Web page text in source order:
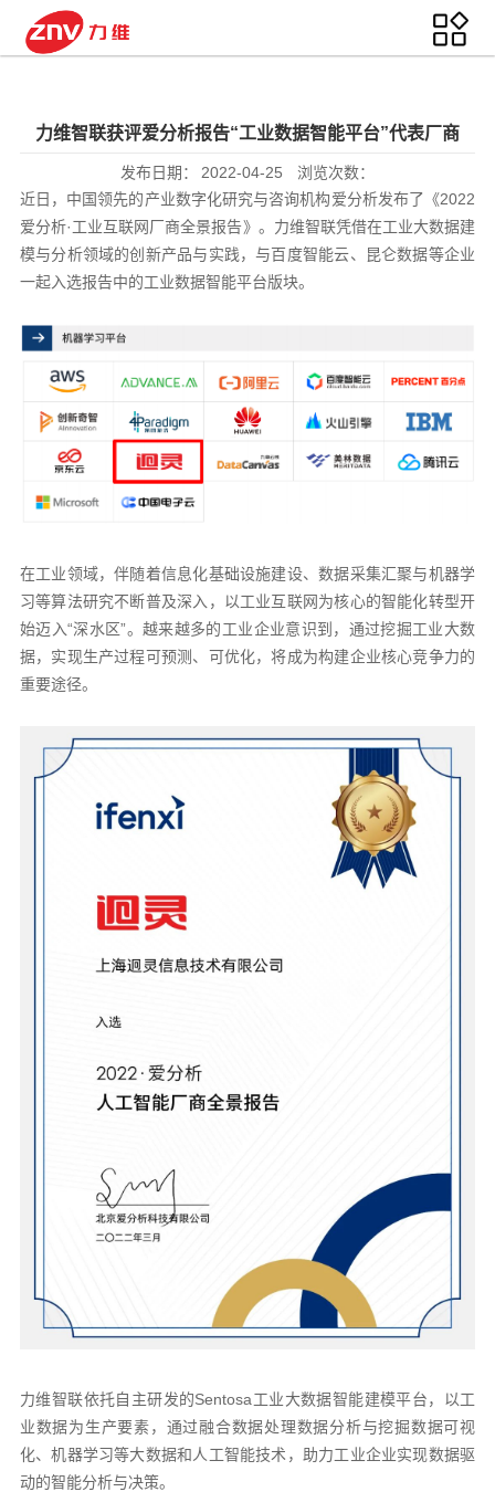
力维智联获评爱分析报告“工业数据智能平台”代表厂商
发布日期： 2022-04-25
浏览次数：
近日，中国领先的产业数字化研究与咨询机构爱分析发布了《2022
爱分析·工业互联网厂商全景报告》。力维智联凭借在工业大数据建
模与分析领域的创新产品与实践，与百度智能云、昆仑数据等企业
一起入选报告中的工业数据智能平台版块。
在工业领域，伴随着信息化基础设施建设、数据采集汇聚与机器学
习等算法研究不断普及深入，以工业互联网为核心的智能化转型开
始迈入“深水区”。越来越多的工业企业意识到，通过挖掘工业大数
据，实现生产过程可预测、可优化，将成为构建企业核心竞争力的
重要途径。
力维智联依托自主研发的Sentosa工业大数据智能建模平台，以工
业数据为生产要素，通过融合数据处理数据分析与挖掘数据可视
化、机器学习等大数据和人工智能技术，助力工业企业实现数据驱
动的智能分析与决策。